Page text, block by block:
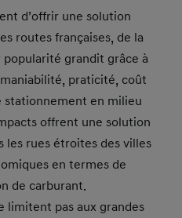
d’offrir une solution
routes françaises, de la
popularité grandit grâce à
praticité, coût
stationnement en milieu
offrent une solution
les rues étroites des villes
en termes de
de carburant.
limitent pas aux grandes